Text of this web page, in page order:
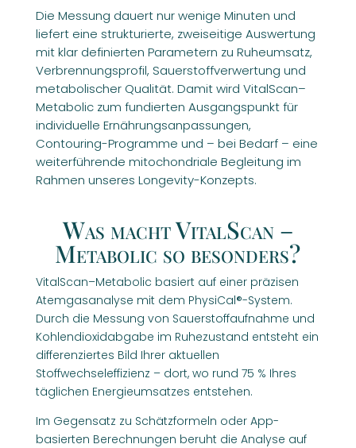
Die Messung dauert nur wenige Minuten und
liefert eine strukturierte, zweiseitige Auswertung
mit klar definierten Parametern zu Ruheumsatz,
Verbrennungsprofil, Sauerstoffverwertung und
metabolischer Qualität. Damit wird VitalScan–
Metabolic zum fundierten Ausgangspunkt für
individuelle Ernährungsanpassungen,
Contouring-Programme und – bei Bedarf – eine
weiterführende mitochondriale Begleitung im
Rahmen unseres Longevity-Konzepts.
Was macht VitalScan –
Metabolic so besonders?
VitalScan–Metabolic basiert auf einer präzisen
Atemgasanalyse mit dem PhysiCal®-System.
Durch die Messung von Sauerstoffaufnahme und
Kohlendioxidabgabe im Ruhezustand entsteht ein
differenziertes Bild Ihrer aktuellen
Stoffwechseleffizienz – dort, wo rund 75 % Ihres
täglichen Energieumsatzes entstehen.
Im Gegensatz zu Schätzformeln oder App-
basierten Berechnungen beruht die Analyse auf